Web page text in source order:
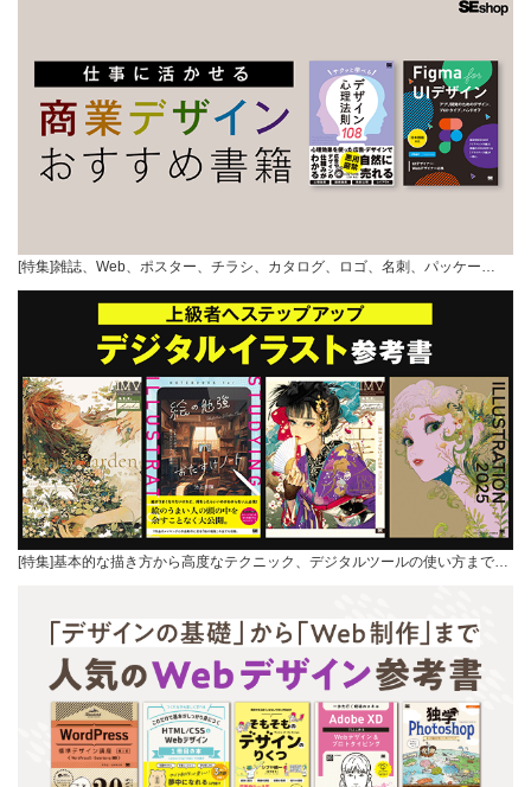
[特集]雑誌、Web、ポスター、チラシ、カタログ、ロゴ、名刺、パッケー…
[特集]基本的な描き方から高度なテクニック、デジタルツールの使い方まで…